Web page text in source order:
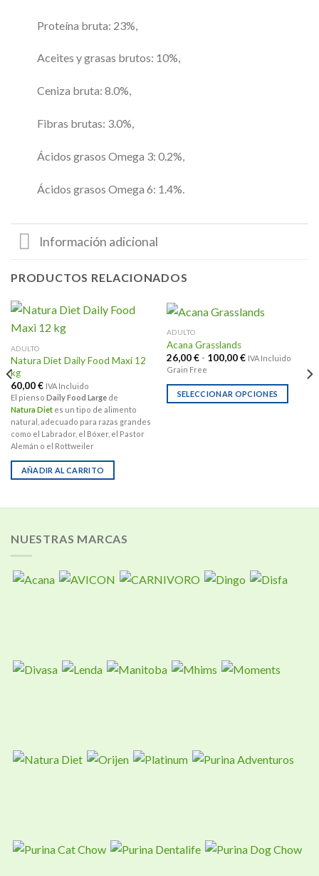
Proteína bruta: 23%,
Aceites y grasas brutos: 10%,
Ceniza bruta: 8.0%,
Fibras brutas: 3.0%,
Ácidos grasos Omega 3: 0.2%,
Ácidos grasos Omega 6: 1.4%.
Información adicional
PRODUCTOS RELACIONADOS
ADULTO
Natura Diet Daily Food Maxi 12
kg
60,00€ IVA Incluido
El pienso Daily Food Large de
Natura Diet es un tipo de alimento
natural, adecuado para razas grandes
como el Labrador, el Bóxer, el Pastor
Alemán o el Rottweiler
AÑADIR AL CARRITO
ADULTO
Acana Grasslands
26,00€ - 100,00€Rango
desde
26,00 €
hasta
IVA Incluido
Grain Free
SELECCIONAR OPCIONES
la
NUESTRAS MARCAS